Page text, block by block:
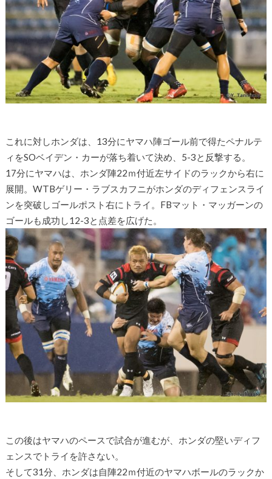
これに対しホンダは、13分にヤマハ陣ゴール前で得たペナルテ
ィをSOベイデン・カーが落ち着いて決め、5-3と反撃する。
17分にヤマハは、ホンダ陣22ｍ付近左サイドのラックから右に
展開。WTBゲリー・ラブスカフニがホンダのディフェンスライ
ンを突破しゴールポスト右にトライ。FBマット・マッガーンの
ゴールも成功し12-3と点差を広げた。
この後はヤマハのペースで試合が進むが、ホンダの堅いディフ
ェンスでトライを許さない。
そして31分、ホンダは自陣22ｍ付近のヤマハボールのラックか